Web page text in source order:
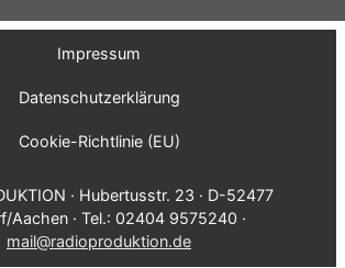
Impressum
Datenschutzerklärung
Cookie-Richtlinie (EU)
· Hubertusstr. 23 · D-52477
Aachen · Tel.: 02404 9575240 ·
mail@radioproduktion.de